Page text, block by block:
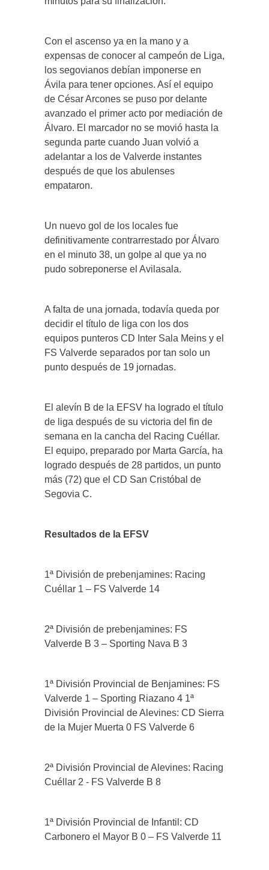
Con el ascenso ya en la mano y a
expensas de conocer al campeón de Liga,
los segovianos debían imponerse en
Ávila para tener opciones. Así el equipo
de César Arcones se puso por delante
avanzado el primer acto por mediación de
Álvaro. El marcador no se movió hasta la
segunda parte cuando Juan volvió a
adelantar a los de Valverde instantes
después de que los abulenses
empataron.
Un nuevo gol de los locales fue
definitivamente contrarrestado por Álvaro
en el minuto 38, un golpe al que ya no
pudo sobreponerse el Avilasala.
A falta de una jornada, todavía queda por
decidir el título de liga con los dos
equipos punteros CD Inter Sala Meins y el
FS Valverde separados por tan solo un
punto después de 19 jornadas.
El alevín B de la EFSV ha logrado el título
de liga después de su victoria del fin de
semana en la cancha del Racing Cuéllar.
El equipo, preparado por Marta García, ha
logrado después de 28 partidos, un punto
más (72) que el CD San Cristóbal de
Segovia C.
Resultados de la EFSV
1ª División de prebenjamines: Racing
Cuéllar 1 – FS Valverde 14
2ª División de prebenjamines: FS
Valverde B 3 – Sporting Nava B 3
1ª División Provincial de Benjamines: FS
Valverde 1 – Sporting Riazano 4 1ª
División Provincial de Alevines: CD Sierra
de la Mujer Muerta 0 FS Valverde 6
2ª División Provincial de Alevines: Racing
Cuéllar 2 - FS Valverde B 8
1ª División Provincial de Infantil: CD
Carbonero el Mayor B 0 – FS Valverde 11